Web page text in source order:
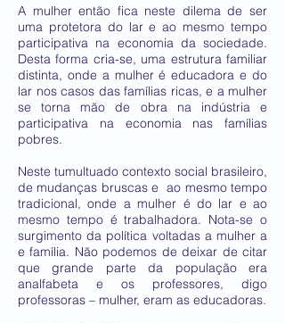
A mulher então fica neste dilema de ser
uma protetora do lar e ao mesmo tempo
participativa na economia da sociedade.
Desta forma cria-se, uma estrutura familiar
distinta, onde a mulher é educadora e do
lar nos casos das famílias ricas, e a mulher
se torna mão de obra na indústria e
participativa na economia nas famílias
pobres.
Neste tumultuado contexto social brasileiro,
de mudanças bruscas e ao mesmo tempo
tradicional, onde a mulher é do lar e ao
mesmo tempo é trabalhadora. Nota-se o
surgimento da política voltadas a mulher a
e família. Não podemos de deixar de citar
que grande parte da população era
analfabeta e os professores, digo
professoras – mulher, eram as educadoras.